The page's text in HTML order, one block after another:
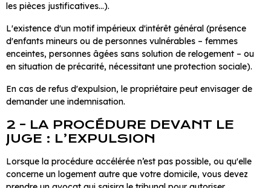
les pièces justificatives…).
L'existence d'un motif impérieux d'intérêt général (présence
d'enfants mineurs ou de personnes vulnérables – femmes
enceintes, personnes âgées sans solution de relogement – ou
en situation de précarité, nécessitant une protection sociale).
En cas de refus d'expulsion, le propriétaire peut envisager de
demander une indemnisation.
2 - LA PROCÉDURE DEVANT LE
JUGE : L’EXPULSION
Lorsque la procédure accélérée n’est pas possible, ou qu'elle
concerne un logement autre que votre domicile, vous devez